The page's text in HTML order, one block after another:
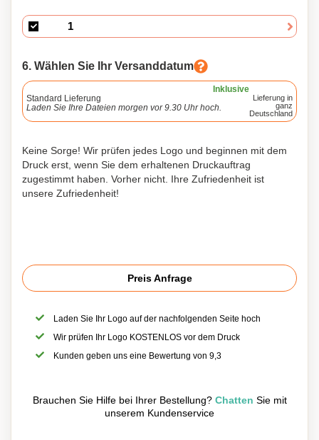
6. Wählen Sie Ihr Versanddatum
Inklusive
Standard Lieferung
Laden Sie Ihre Dateien morgen vor 9.30 Uhr hoch.
Lieferung in
ganz
Deutschland
Keine Sorge! Wir prüfen jedes Logo und beginnen mit dem
Druck erst, wenn Sie dem erhaltenen Druckauftrag
zugestimmt haben. Vorher nicht. Ihre Zufriedenheit ist
unsere Zufriedenheit!
Preis Anfrage
Laden Sie Ihr Logo auf der nachfolgenden Seite hoch
Wir prüfen Ihr Logo KOSTENLOS vor dem Druck
Kunden geben uns eine Bewertung von 9,3
Brauchen Sie Hilfe bei Ihrer Bestellung? Chatten Sie mit
unserem Kundenservice